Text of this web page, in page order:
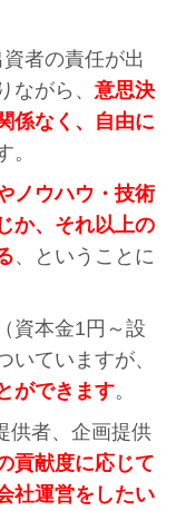
者の責任が出
ながら、 意思決
係なく、自由に
。
ノウハウ・技術
か、それ以上の
、ということに
資本金1円～設
いていますが、
ができます。
供者、企画提供
貢献度に応じて
社運営をしたい